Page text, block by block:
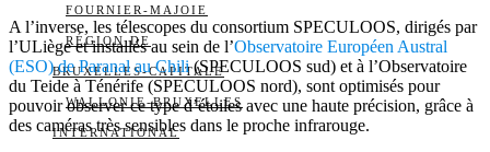
FOURNIER-MAJOIE
RÉGION DE
BRUXELLES-CAPITALE
WALLONIE-BRUXELLES
INTERNATIONAL
A l’inverse, les télescopes du consortium SPECULOOS, dirigés par
l’ULiège et installés au sein de l’Observatoire Européen Austral
(ESO) de Paranal au Chili(SPECULOOS sud) et à l’Observatoire
du Teide à Ténérife (SPECULOOS nord), sont optimisés pour
pouvoir observer ce type d’étoiles avec une haute précision, grâce à
des caméras très sensibles dans le proche infrarouge.